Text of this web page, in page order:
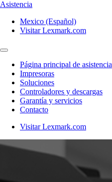
Asistencia
Mexico (Español)
Visitar Lexmark.com
Página principal de asistencia
Impresoras
Soluciones
Controladores y descargas
Garantía y servicios
Contacto
Visitar Lexmark.com